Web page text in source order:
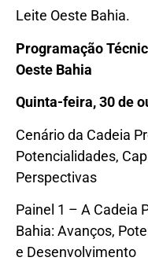
Leite Oeste Bahia.
Programação
Oeste Bahia
Quinta-feira, 30 de
Cenário da Cadeia
Potencialidades,
Perspectivas
Painel 1 – A Cadeia
Bahia: Avanços,
e Desenvolvimento